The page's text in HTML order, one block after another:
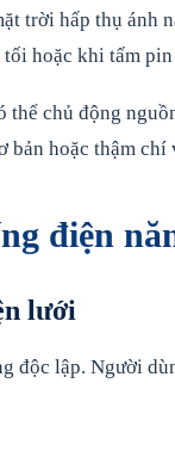
trời hấp thụ ánh
hoặc khi tấm
chủ động
bản hoặc thậm
điện
lưới
độc lập. Người